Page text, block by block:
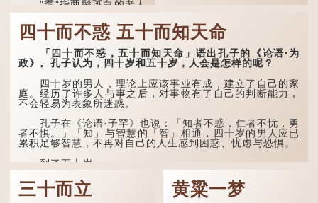
"耄"指两鬓斑白的老人
家，亦含有思想紊乱的意
思；"耋"更有跌倒的意思，
也是用来形容老人家的。
曹操《对酒歌》就曾写
道："耄耋皆得以寿终，恩
到了一百岁呢？
颐"。 《礼记.曲礼
上》："百年曰期颐。"郑玄
注："期，犹要也；颐，养
尽养...
四十而不惑 五十而知天命
「四十而不惑，五十而知天命」语出孔子的《论语·为
政》。孔子认为，四十岁和五十岁，人会是怎样的呢？
四十岁的男人，理论上应该事业有成，建立了自己的家
庭。经历了许多人与事之后，对事物有了自己的判断能力，
不会轻易为表象所迷惑。
孔子在《论语·子罕》也说：「知者不惑，仁者不忧，勇
者不惧。」「知」与智慧的「智」相通，四十岁的男人应已
累积足够智慧，不再对自己的人生感到困惑、忧虑与恐惧。
到了五十岁，...
三十而立 黄粱一梦